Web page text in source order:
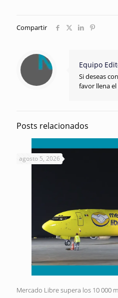
Compartir
Equipo
Si deseas
favor llena
Posts relacionados
agosto 5, 2026
Mercado Libre supera los 10 000